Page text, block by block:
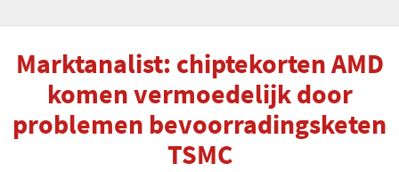
Marktanalist: chiptekorten AMD
komen vermoedelijk door
problemen bevoorradingsketen
TSMC